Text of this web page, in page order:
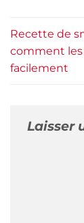
Recette de
comment les
facilement
Laisser